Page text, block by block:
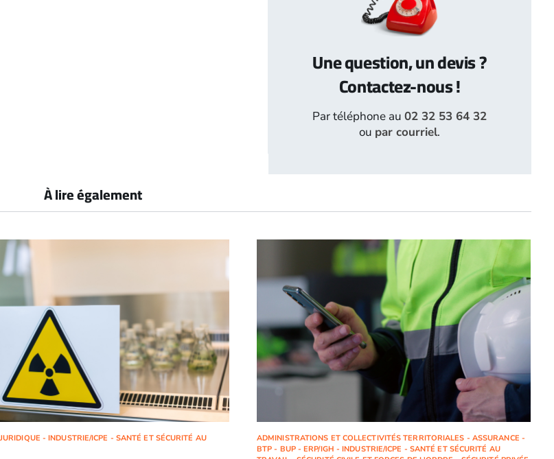
Une question, un devis ?
Contactez-nous !
Par téléphone au02 32 53 64 32
ou par courriel.
À lire également
- INDUSTRIE/ICPE - SANTÉ ET SÉCURITÉ AU
ADMINISTRATIONS ET COLLECTIVITÉS TERRITORIALES - ASSURANCE -
BTP - BUP - ERP/IGH - INDUSTRIE/ICPE - SANTÉ ET SÉCURITÉ AU